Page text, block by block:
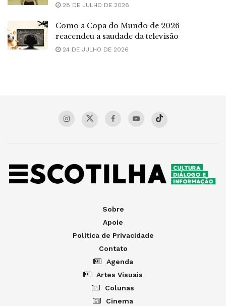
28 DE JULHO DE 2026
Como a Copa do Mundo de 2026
reacendeu a saudade da televisão
24 DE JULHO DE 2026
Sobre
Apoie
Política de Privacidade
Contato
Agenda
Artes Visuais
Colunas
Cinema